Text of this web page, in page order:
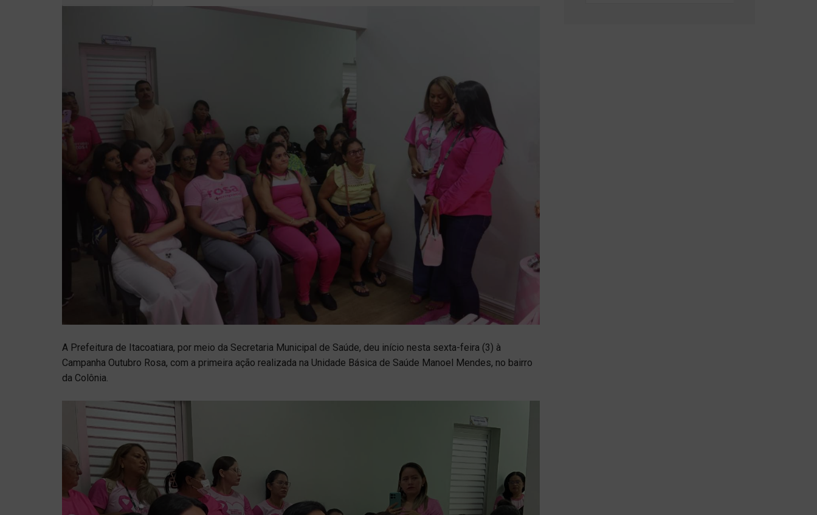
A Prefeitura de Itacoatiara, por meio da Secretaria Municipal de Saúde, deu início nesta sexta-feira (3) à
Campanha Outubro Rosa, com a primeira ação realizada na Unidade Básica de Saúde Manoel Mendes, no bairro
da Colônia.